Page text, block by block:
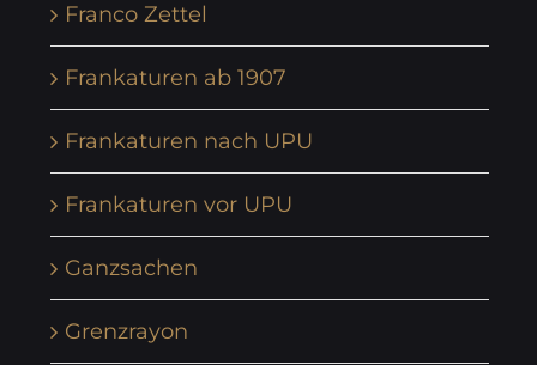
Franco Zettel
Frankaturen ab 1907
Frankaturen nach UPU
Frankaturen vor UPU
Ganzsachen
Grenzrayon